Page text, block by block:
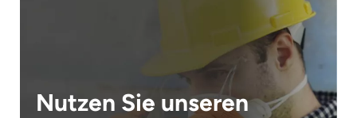
Nutzen Sie unseren